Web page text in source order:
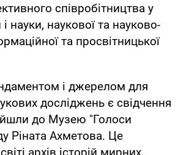
співробітництва у
науки, наукової та науково-
та просвітницької
і джерелом для
досліджень є свідчення
до Музею "Голоси
Ріната Ахметова. Це